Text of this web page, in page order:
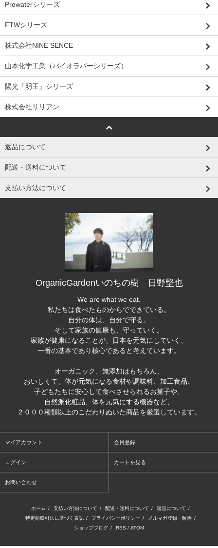
Prowaterシリーズ
FTWシリーズ
株式会社NINE SENCE
山本化学工業（バイオラバーシリーズ）
陽光「明王」シリーズ
株式会社リリアン
返品について
配送・送料について
支払い方法について
OrganicGardenいのちの樹 日野堅也
We are what we eat.
私たちは食べたものからでできている。
自分の体は、自分で守る。
そして家族の健康も、守っていく。
家族が健康になることが、日本を元気にしていく、
一番の基本であり核心であると考えています。
オーガニック、無添加はもちろん、
おいしくて、体が元気になる食材や調味料、加工食品、
子どもたちに安心して食べさせられるお菓子や、
自然派化粧品、体を元気にする機器など、
２０００種類以上のこだわりぬいた商品を厳選しています。
マイアカウント 会員登録
ログイン カートを見る
お問い合わせ
ホーム / 支払い方法について / 配送・送料について / 返品について /
特定商取引法に基づく表記 / プライバシーポリシー / メルマガ登録・解除 /
ショップブログ / RSS / ATOM